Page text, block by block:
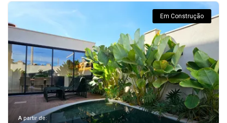
Em Construção
A partir de: